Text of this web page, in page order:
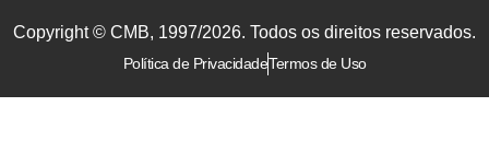
Copyright © CMB, 1997/2026. Todos os direitos reservados.
Política de PrivacidadeTermos de Uso